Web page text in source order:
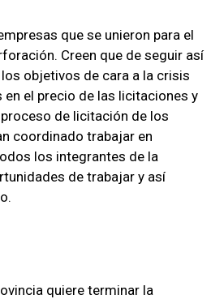
que se unieron para el
Creen que de seguir así
objetivos de cara a la crisis
el precio de las licitaciones y
de licitación de los
coordinado trabajar en
los integrantes de la
de trabajar y así
quiere terminar la